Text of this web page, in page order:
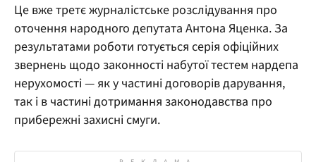
Це вже третє журналістське розслідування про
оточення народного депутата Антона Яценка. За
результатами роботи готується серія офіційних
звернень щодо законності набутої тестем нардепа
нерухомості — як у частині договорів дарування,
так і в частині дотримання законодавства про
прибережні захисні смуги.